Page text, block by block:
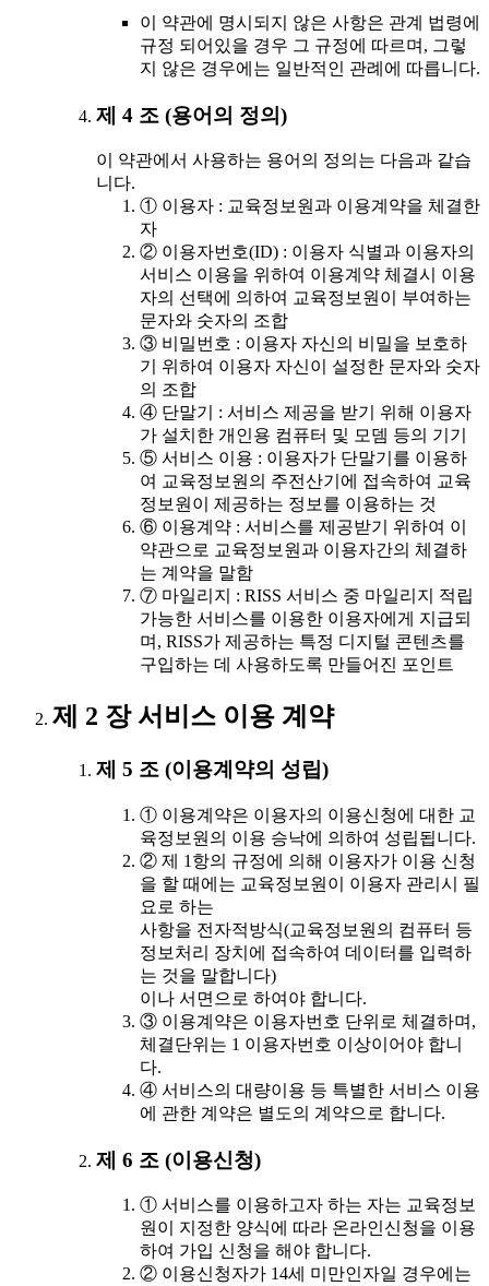
이 약관에 명시되지 않은 사항은 관계 법령에
규정 되어있을 경우 그 규정에 따르며, 그렇
지 않은 경우에는 일반적인 관례에 따릅니다.
제 4 조 (용어의 정의)
이 약관에서 사용하는 용어의 정의는 다음과 같습
니다.
① 이용자 : 교육정보원과 이용계약을 체결한
자
② 이용자번호(ID) : 이용자 식별과 이용자의
서비스 이용을 위하여 이용계약 체결시 이용
자의 선택에 의하여 교육정보원이 부여하는
문자와 숫자의 조합
③ 비밀번호 : 이용자 자신의 비밀을 보호하
기 위하여 이용자 자신이 설정한 문자와 숫자
의 조합
④ 단말기 : 서비스 제공을 받기 위해 이용자
가 설치한 개인용 컴퓨터 및 모뎀 등의 기기
⑤ 서비스 이용 : 이용자가 단말기를 이용하
여 교육정보원의 주전산기에 접속하여 교육
정보원이 제공하는 정보를 이용하는 것
⑥ 이용계약 : 서비스를 제공받기 위하여 이
약관으로 교육정보원과 이용자간의 체결하
는 계약을 말함
⑦ 마일리지 : RISS 서비스 중 마일리지 적립
가능한 서비스를 이용한 이용자에게 지급되
며, RISS가 제공하는 특정 디지털 콘텐츠를
구입하는 데 사용하도록 만들어진 포인트
제 2 장 서비스 이용 계약
제 5 조 (이용계약의 성립)
① 이용계약은 이용자의 이용신청에 대한 교
육정보원의 이용 승낙에 의하여 성립됩니다.
② 제 1항의 규정에 의해 이용자가 이용 신청
을 할 때에는 교육정보원이 이용자 관리시 필
요로 하는
사항을 전자적방식(교육정보원의 컴퓨터 등
정보처리 장치에 접속하여 데이터를 입력하
는 것을 말합니다)
이나 서면으로 하여야 합니다.
③ 이용계약은 이용자번호 단위로 체결하며,
체결단위는 1 이용자번호 이상이어야 합니
다.
④ 서비스의 대량이용 등 특별한 서비스 이용
에 관한 계약은 별도의 계약으로 합니다.
제 6 조 (이용신청)
① 서비스를 이용하고자 하는 자는 교육정보
원이 지정한 양식에 따라 온라인신청을 이용
하여 가입 신청을 해야 합니다.
② 이용신청자가 14세 미만인자일 경우에는